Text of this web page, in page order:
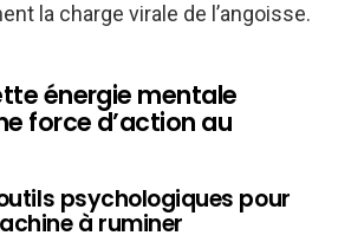
la charge virale de l’angoisse.
énergie mentale
force d’action au
psychologiques pour
à ruminer